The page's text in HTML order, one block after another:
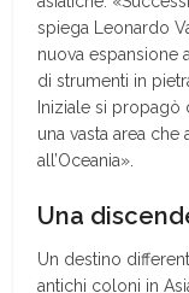
spiega Leonardo
nuova espansione
di strumenti in
Iniziale si
una vasta area che
all’Oceania».
Una
Un destino
antichi coloni in